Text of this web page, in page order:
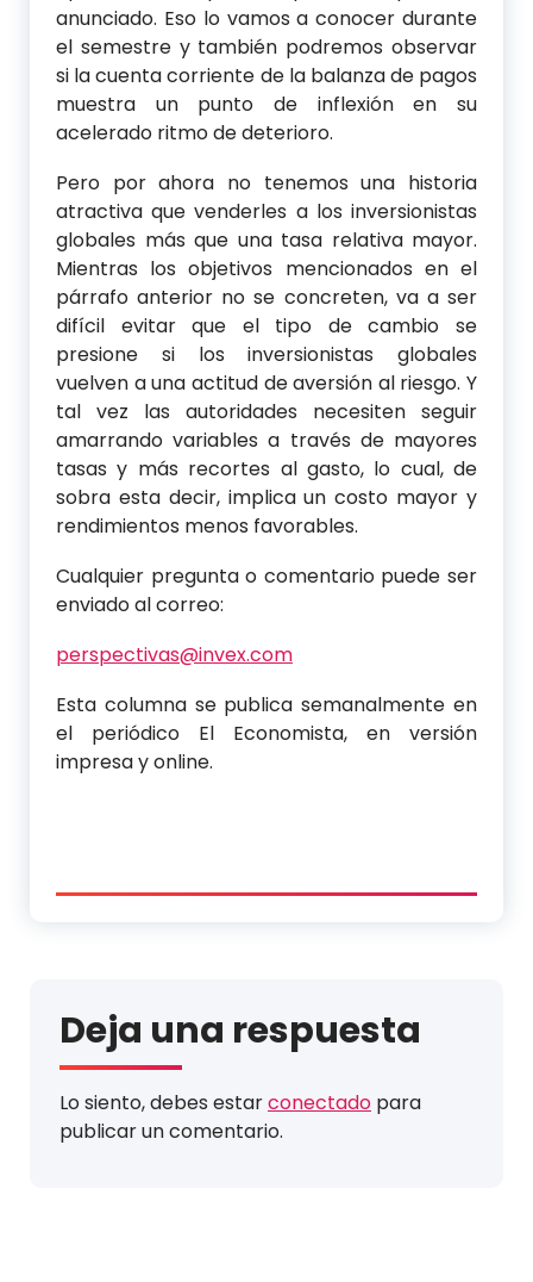
anunciado. Eso lo vamos a conocer durante
el semestre y también podremos observar
si la cuenta corriente de la balanza de pagos
muestra un punto de inflexión en su
acelerado ritmo de deterioro.
Pero por ahora no tenemos una historia
atractiva que venderles a los inversionistas
globales más que una tasa relativa mayor.
Mientras los objetivos mencionados en el
párrafo anterior no se concreten, va a ser
difícil evitar que el tipo de cambio se
presione si los inversionistas globales
vuelven a una actitud de aversión al riesgo. Y
tal vez las autoridades necesiten seguir
amarrando variables a través de mayores
tasas y más recortes al gasto, lo cual, de
sobra esta decir, implica un costo mayor y
rendimientos menos favorables.
Cualquier pregunta o comentario puede ser
enviado al correo:
perspectivas@invex.com
Esta columna se publica semanalmente en
el periódico El Economista, en versión
impresa y online.
Deja una respuesta
Lo siento, debes estarconectado para
publicar un comentario.